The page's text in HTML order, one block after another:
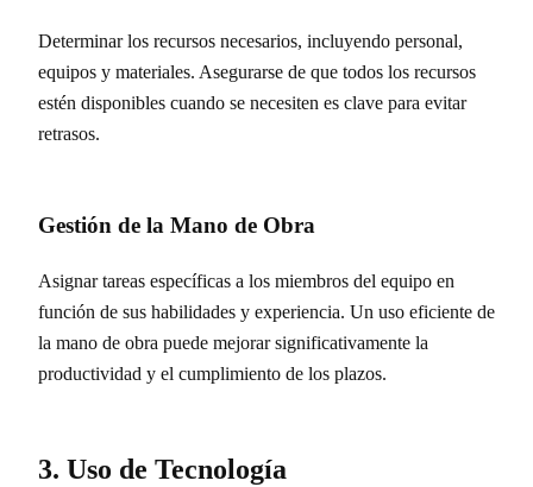
Determinar los recursos necesarios, incluyendo personal,
equipos y materiales. Asegurarse de que todos los recursos
estén disponibles cuando se necesiten es clave para evitar
retrasos.
Gestión de la Mano de Obra
Asignar tareas específicas a los miembros del equipo en
función de sus habilidades y experiencia. Un uso eficiente de
la mano de obra puede mejorar significativamente la
productividad y el cumplimiento de los plazos.
3. Uso de Tecnología